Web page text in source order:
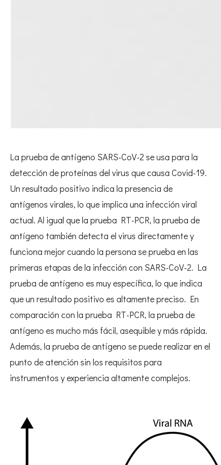
La prueba de antígeno SARS-CoV-2 se usa para la
detección de proteínas del virus que causa Covid-19.
Un resultado positivo indica la presencia de
antígenos virales, lo que implica una infección viral
actual. Al igual que la prueba RT-PCR, la prueba de
antígeno también detecta el virus directamente y
funciona mejor cuando la persona se prueba en las
primeras etapas de la infección con SARS-CoV-2. La
prueba de antígeno es muy específica, lo que indica
que un resultado positivo es altamente preciso. En
comparación con la prueba RT-PCR, la prueba de
antígeno es mucho más fácil, asequible y más rápida.
Además, la prueba de antígeno se puede realizar en el
punto de atención sin los requisitos para
instrumentos y experiencia altamente complejos.